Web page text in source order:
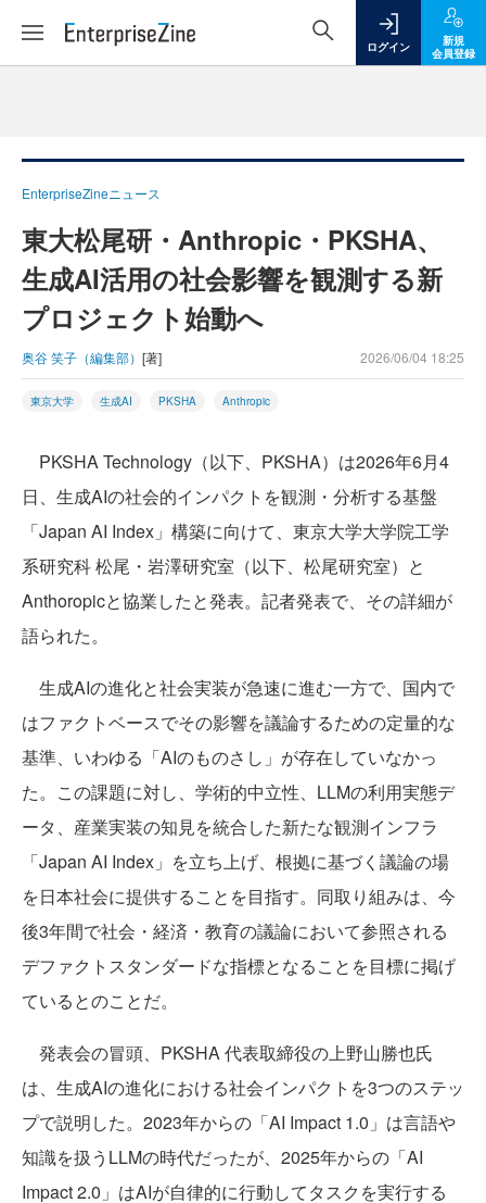
ログイン
新規
会員登録
EnterpriseZineニュース
東大松尾研・Anthropic・PKSHA、
生成AI活用の社会影響を観測する新
プロジェクト始動へ
奥谷 笑子（編集部） [著] 2026/06/04 18:25
東京大学 生成AI PKSHA Anthropic
PKSHA Technology（以下、PKSHA）は2026年6月4
日、生成AIの社会的インパクトを観測・分析する基盤
「Japan AI Index」構築に向けて、東京大学大学院工学
系研究科 松尾・岩澤研究室（以下、松尾研究室）と
Anthoropicと協業したと発表。記者発表で、その詳細が
語られた。
生成AIの進化と社会実装が急速に進む一方で、国内で
はファクトベースでその影響を議論するための定量的な
基準、いわゆる「AIのものさし」が存在していなかっ
た。この課題に対し、学術的中立性、LLMの利用実態デ
ータ、産業実装の知見を統合した新たな観測インフラ
「Japan AI Index」を立ち上げ、根拠に基づく議論の場
を日本社会に提供することを目指す。同取り組みは、今
後3年間で社会・経済・教育の議論において参照される
デファクトスタンダードな指標となることを目標に掲げ
ているとのことだ。
発表会の冒頭、PKSHA 代表取締役の上野山勝也氏
は、生成AIの進化における社会インパクトを3つのステッ
プで説明した。2023年からの「AI Impact 1.0」は言語や
知識を扱うLLMの時代だったが、2025年からの「AI
Impact 2.0」はAIが自律的に行動してタスクを実行する